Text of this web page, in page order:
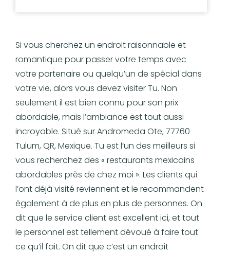
Si vous cherchez un endroit raisonnable et
romantique pour passer votre temps avec
votre partenaire ou quelqu’un de spécial dans
votre vie, alors vous devez visiter Tu. Non
seulement il est bien connu pour son prix
abordable, mais l’ambiance est tout aussi
incroyable. Situé sur Andromeda Ote, 77760
Tulum, QR, Mexique. Tu est l’un des meilleurs si
vous recherchez des « restaurants mexicains
abordables près de chez moi ». Les clients qui
l’ont déjà visité reviennent et le recommandent
également à de plus en plus de personnes. On
dit que le service client est excellent ici, et tout
le personnel est tellement dévoué à faire tout
ce qu’il fait. On dit que c’est un endroit